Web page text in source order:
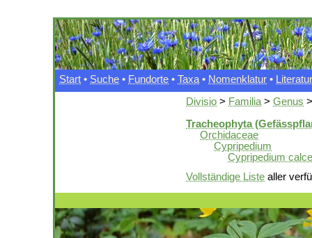
Start • Suche • Fundorte • Taxa • Nomenklatur • Literatur
Divisio > Familia > Genus
Tracheophyta
Orchidaceae
Cypripedium
Cypripedium
Vollständige Liste aller